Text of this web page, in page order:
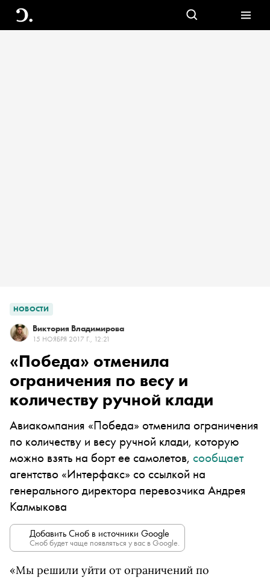
НОВОСТИ
Виктория Владимирова
15 НОЯБРЯ 2017 Г., 12:21
«Победа» отменила
ограничения по весу и
количеству ручной клади
Авиакомпания «Победа» отменила ограничения
по количеству и весу ручной клади, которую
можно взять на борт ее самолетов, сообщает
агентство «Интерфакс» со ссылкой на
генерального директора перевозчика Андрея
Калмыкова
Добавить Сноб в источники Google
Сноб будет чаще появляться у вас в Google.
«Мы решили уйти от ограничений по